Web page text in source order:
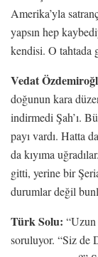
Amerika’yla
yapsın hep
kendisi. O tahtada
Vedat
doğunun kara
indirmedi Şah’ı.
payı vardı. Hatta
da kıyıma
gitti, yerine bir
durumlar değil
Türk Solu:
soruluyor. “Siz de